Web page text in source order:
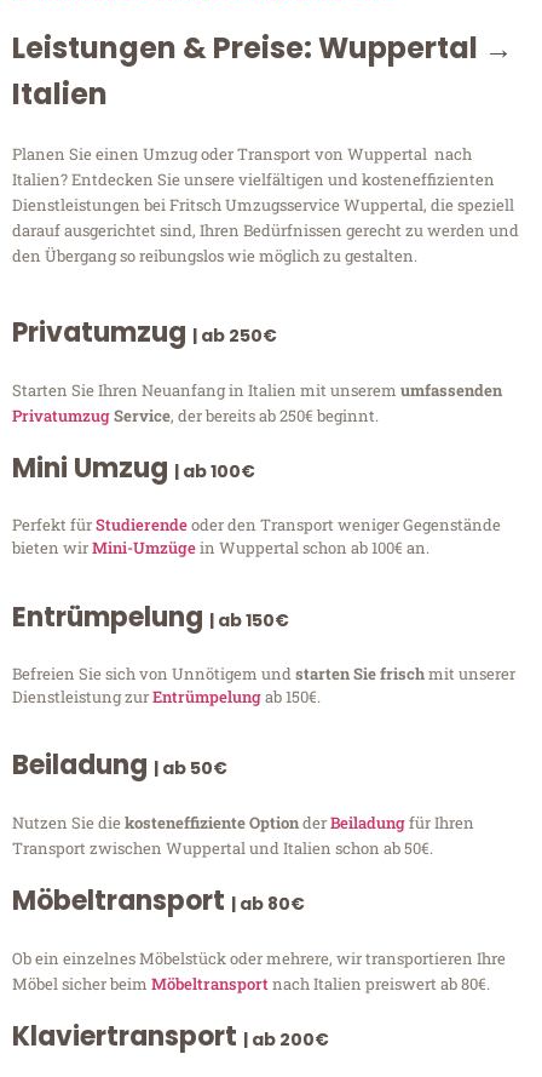
Leistungen & Preise: Wuppertal →
Italien
Planen Sie einen Umzug oder Transport von Wuppertal nach
Italien? Entdecken Sie unsere vielfältigen und kosteneffizienten
Dienstleistungen bei Fritsch Umzugsservice Wuppertal, die speziell
darauf ausgerichtet sind, Ihren Bedürfnissen gerecht zu werden und
den Übergang so reibungslos wie möglich zu gestalten.
Privatumzug | ab 250€
Starten Sie Ihren Neuanfang in Italien mit unserem umfassenden
PrivatumzugService, der bereits ab 250€ beginnt.
Mini Umzug | ab 100€
Perfekt fürStudierendeoder den Transport weniger Gegenstände
bieten wirMini-Umzügein Wuppertal schon ab 100€ an.
Entrümpelung | ab 150€
Befreien Sie sich von Unnötigem undstarten Sie frischmit unserer
Dienstleistung zurEntrümpelungab 150€.
Beiladung | ab 50€
Nutzen Sie diekosteneffiziente OptionderBeiladungfür Ihren
Transport zwischen Wuppertal und Italien schon ab 50€.
Möbeltransport | ab 80€
Ob ein einzelnes Möbelstück oder mehrere, wir transportieren Ihre
Möbel sicher beim Möbeltransportnach Italien preiswert ab 80€.
Klaviertransport | ab 200€